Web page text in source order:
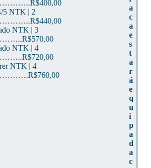
5 NTK | 2
NTK | 3
NTK | 4
NTK | 4
a
c
a
e
s
t
a
r
á
e
q
u
i
p
a
d
a
c